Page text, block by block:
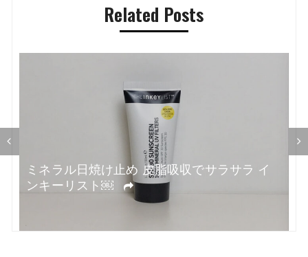
ー
ン
Related Posts
ミネラル日焼け止め 皮脂吸収でサラサラ イ
ンキーリスト￼